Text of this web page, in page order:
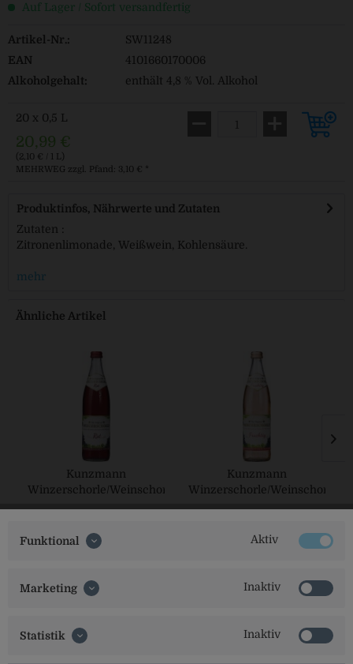
Auf Lager / Sofort versandfertig
Artikel-Nr.:
SW11248
EAN
4101660170006
Alkoholgehalt:
enthält 4,8 % Vol. Alkohol
20 x 0,5 L
20,99 €
(2,10 € / 1 L)
MEHRWEG zzgl. Pfand: 3,10 € *
Produktinfos, Nährwerte und Zutaten
Zutaten :
Zitronenlimonade, Weißwein, Kohlensäure.
mehr
Ähnliche Artikel
Kunzmann
Winzerschorle/Weinschorle
Kunzmann
Winzerschorle/Weinschorle
Funktional Aktiv
Marketing Inaktiv
Statistik Inaktiv